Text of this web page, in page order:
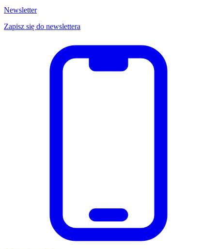
Newsletter
Zapisz się do newslettera